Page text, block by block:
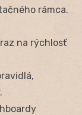
rámca.
na rýchlosť